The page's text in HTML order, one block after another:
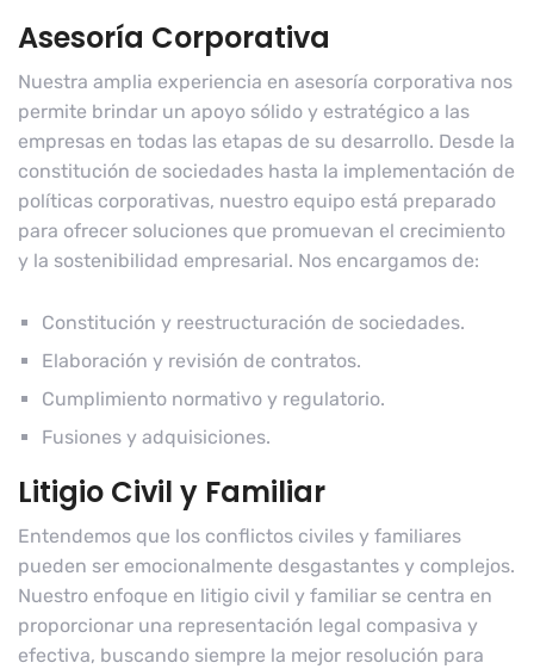
Asesoría Corporativa
Nuestra amplia experiencia en asesoría corporativa nos
permite brindar un apoyo sólido y estratégico a las
empresas en todas las etapas de su desarrollo. Desde la
constitución de sociedades hasta la implementación de
políticas corporativas, nuestro equipo está preparado
para ofrecer soluciones que promuevan el crecimiento
y la sostenibilidad empresarial. Nos encargamos de:
Constitución y reestructuración de sociedades.
Elaboración y revisión de contratos.
Cumplimiento normativo y regulatorio.
Fusiones y adquisiciones.
Litigio Civil y Familiar
Entendemos que los conflictos civiles y familiares
pueden ser emocionalmente desgastantes y complejos.
Nuestro enfoque en litigio civil y familiar se centra en
proporcionar una representación legal compasiva y
efectiva, buscando siempre la mejor resolución para